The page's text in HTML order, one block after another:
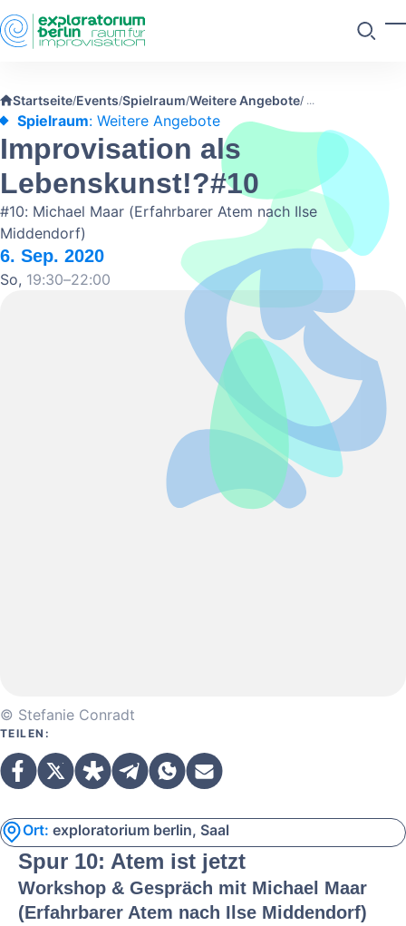
Skip to main content
Startseite/Events/Spielraum/Weitere Angebote/
Spielraum: Weitere Angebote
Improvisation als
Lebenskunst!?#10
#10: Michael Maar (Erfahrbarer Atem nach Ilse
Middendorf)
6. Sep. 2020
So, 19:30–22:00
© Stefanie Conradt
TEILEN:
Ort: exploratorium berlin, Saal
Spur 10: Atem ist jetzt
Workshop & Gespräch mit Michael Maar
(Erfahrbarer Atem nach Ilse Middendorf)